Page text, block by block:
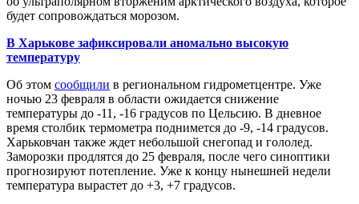
будет сопровождаться морозом.
В Харькове зафиксировали аномально высокую
температуру
Об этом сообщили в региональном гидрометцентре. Уже
ночью 23 февраля в области ожидается снижение
температуры до -11, -16 градусов по Цельсию. В дневное
время столбик термометра поднимется до -9, -14 градусов.
Харьковчан также ждет небольшой снегопад и гололед.
Заморозки продлятся до 25 февраля, после чего синоптики
прогнозируют потепление. Уже к концу нынешней недели
температура вырастет до +3, +7 градусов.